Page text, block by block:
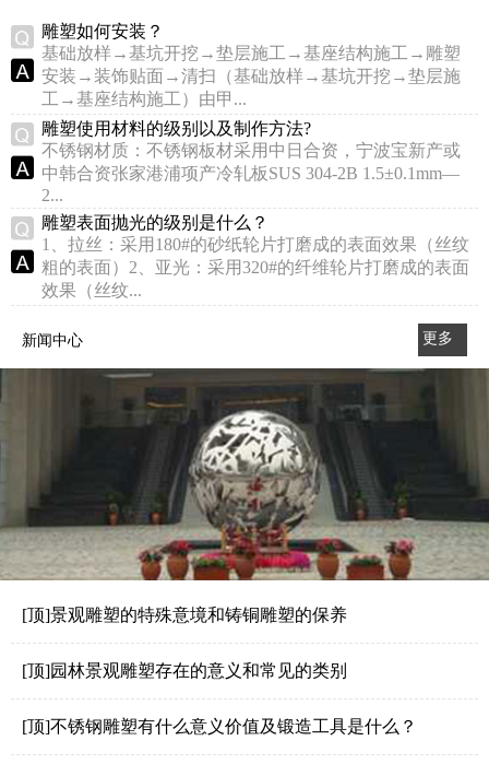
雕塑如何安装？
基础放样→基坑开挖→垫层施工→基座结构施工→雕塑
安装→装饰贴面→清扫（基础放样→基坑开挖→垫层施
工→基座结构施工）由甲...
雕塑使用材料的级别以及制作方法?
不锈钢材质：不锈钢板材采用中日合资，宁波宝新产或
中韩合资张家港浦项产冷轧板SUS 304-2B 1.5±0.1mm—
2...
雕塑表面抛光的级别是什么？
1、拉丝：采用180#的砂纸轮片打磨成的表面效果（丝纹
粗的表面）2、亚光：采用320#的纤维轮片打磨成的表面
效果（丝纹...
新闻中心
更多
>>
[顶]景观雕塑的特殊意境和铸铜雕塑的保养
[顶]园林景观雕塑存在的意义和常见的类别
[顶]不锈钢雕塑有什么意义价值及锻造工具是什么？